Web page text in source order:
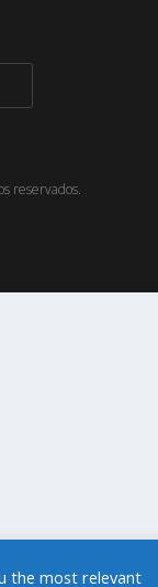
reservados.
the most relevant